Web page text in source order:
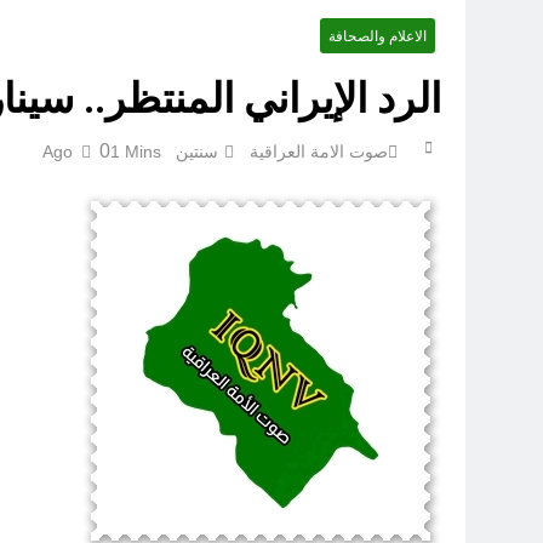
الإنسان العراقي بين
الاعلام والصحافة
الرد الإيراني المنتظر..
صوت الامة العراقية سنتين Ago 01 Mins